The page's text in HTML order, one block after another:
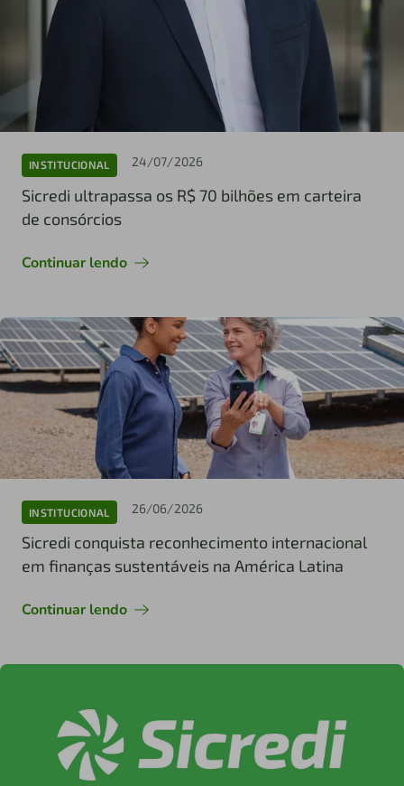
INSTITUCIONAL 24/07/2026
Sicredi ultrapassa os R$ 70 bilhões em carteira
de consórcios
Continuar lendo
INSTITUCIONAL 26/06/2026
Sicredi conquista reconhecimento internacional
em finanças sustentáveis na América Latina
Continuar lendo